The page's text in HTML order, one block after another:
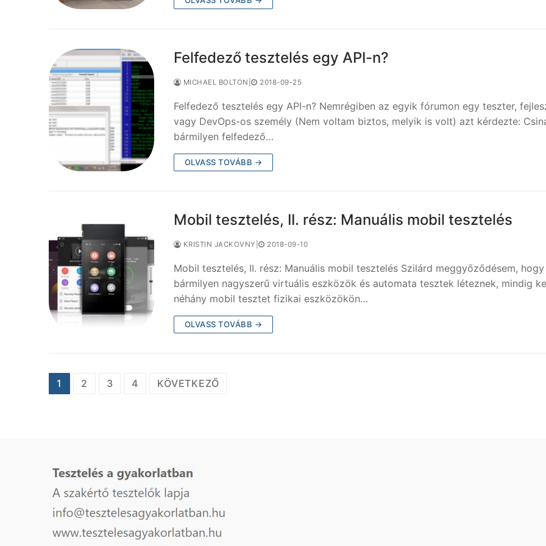
Felfedező tesztelés egy API-n?
MICHAEL BOLTON | 2018-09-25
Felfedező tesztelés egy API-n? Nemrégiben az egyik fórumon egy teszter,
vagy DevOps-os személy (Nem voltam biztos, melyik is volt) azt kérdezte:
bármilyen felfedező…
OLVASS TOVÁBB →
Mobil tesztelés, II. rész: Manuális mobil tesztelés
KRISTIN JACKOVNY | 2018-09-10
Mobil tesztelés, II. rész: Manuális mobil tesztelés Szilárd meggyőződésem, hogy
bármilyen nagyszerű virtuális eszközök és automata tesztek léteznek, mindig
néhány mobil tesztet fizikai eszközökön…
OLVASS TOVÁBB →
Bejegyzés
1 2 3 4 KÖVETKEZŐ